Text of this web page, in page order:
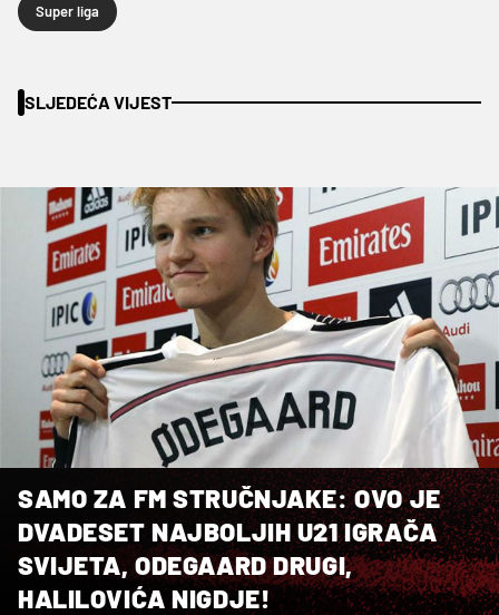
Super liga
SLJEDEĆA VIJEST
SAMO ZA FM STRUČNJAKE: OVO JE
DVADESET NAJBOLJIH U21 IGRAČA
SVIJETA, ODEGAARD DRUGI,
HALILOVIĆA NIGDJE!